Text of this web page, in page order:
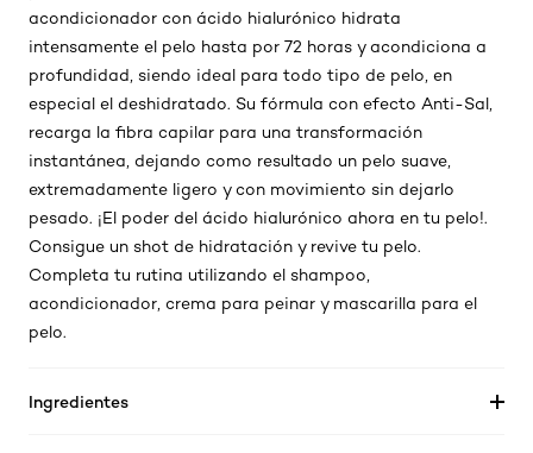
acondicionador con ácido hialurónico hidrata
intensamente el pelo hasta por 72 horas y acondiciona a
profundidad, siendo ideal para todo tipo de pelo, en
especial el deshidratado. Su fórmula con efecto Anti-Sal,
recarga la fibra capilar para una transformación
instantánea, dejando como resultado un pelo suave,
extremadamente ligero y con movimiento sin dejarlo
pesado. ¡El poder del ácido hialurónico ahora en tu pelo!.
Consigue un shot de hidratación y revive tu pelo.
Completa tu rutina utilizando el shampoo,
acondicionador, crema para peinar y mascarilla para el
pelo.
Ingredientes